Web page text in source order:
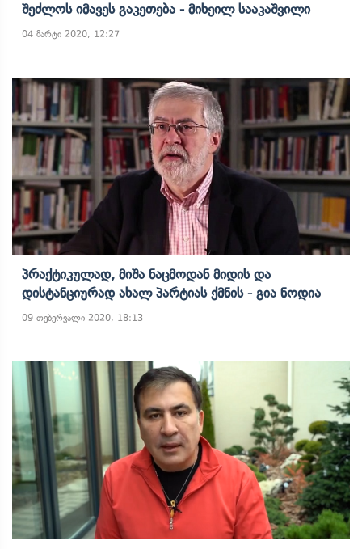
Შეძლოს Იმავეს Გაკეთება - Მიხეილ Სააკაშვილი
04 მარტი 2020, 12:27
Პრაქტიკულად, Მიშა Ნაცმოდან Მიდის Და
Დისტანციურად Ახალ Პარტიას Ქმნის - Გია Ნოდია
09 თებერვალი 2020, 18:13